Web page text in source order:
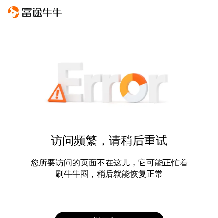
访问频繁，请稍后重试
您所要访问的页面不在这儿，它可能正忙着
刷牛牛圈，稍后就能恢复正常